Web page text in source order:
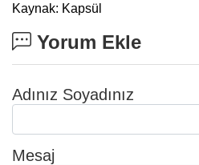
Kaynak: Kapsül
Yorum Ekle
Adınız Soyadınız
Mesaj